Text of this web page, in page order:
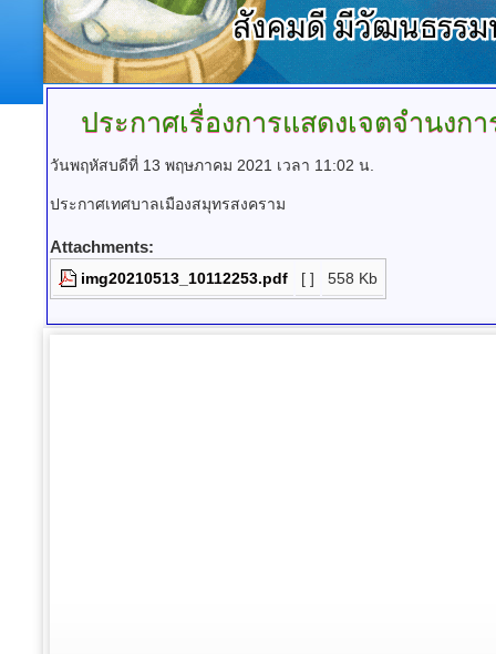
ประกาศเรื่องการแสดงเจตจำนง
วันพฤหัสบดีที่ 13 พฤษภาคม 2021 เวลา 11:02 น.
ประกาศเทศบาลเมืองสมุทรสงคราม
Attachments:
img20210513_10112253.pdf [ ] 558 Kb